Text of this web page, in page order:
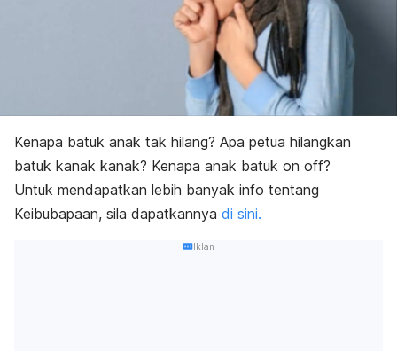
Kenapa batuk anak tak hilang? Apa petua hilangkan
batuk kanak kanak? Kenapa anak batuk on off?
Untuk mendapatkan lebih banyak info tentang
Keibubapaan, sila dapatkannya di sini.
Iklan